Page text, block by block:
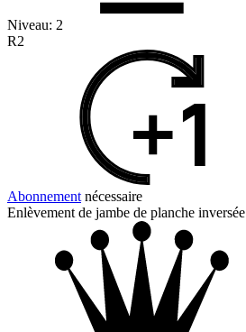
Niveau: 2
R2
Abonnement nécessaire
Enlèvement de jambe de planche inversée